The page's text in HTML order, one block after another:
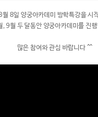
월 8일 양궁아카데미 방학특강을 시
, 9월 두 달동안 양궁아카데미를 진
많은 참여와 관심 바랍니다 ^^